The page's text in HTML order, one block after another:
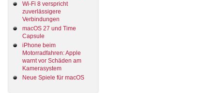
Wi-Fi 8 verspricht
zuverlässigere
Verbindungen
macOS 27 und Time
Capsule
iPhone beim
Motorradfahren: Apple
warnt vor Schäden am
Kamerasystem
Neue Spiele für macOS